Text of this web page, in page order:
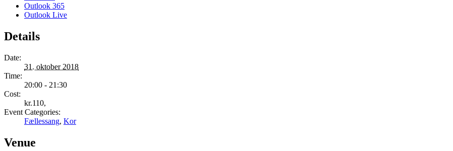
Outlook 365
Outlook Live
Details
Date:
31. oktober 2018
Time:
20:00 - 21:30
Cost:
kr.110,
Event Categories:
Fællessang, Kor
Venue